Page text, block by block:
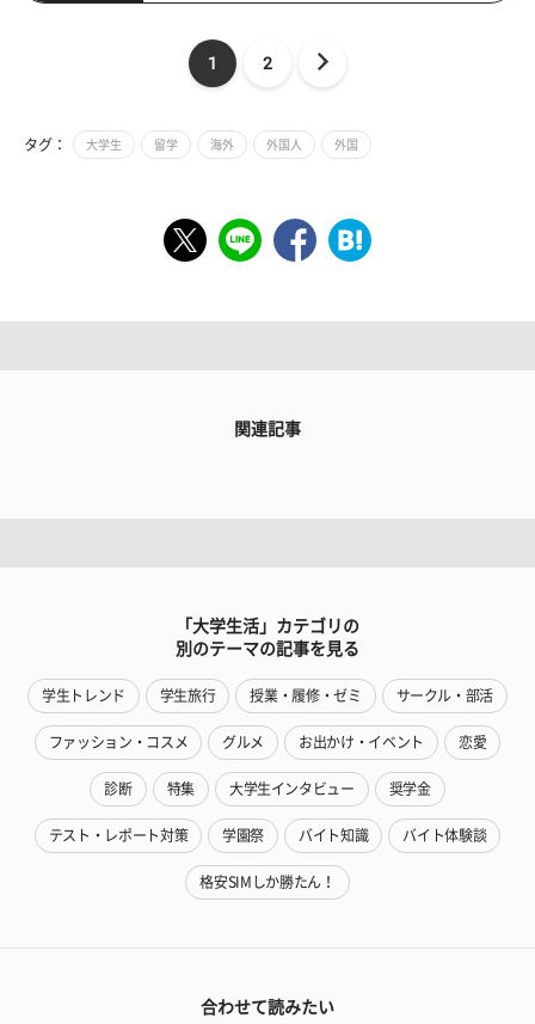
1 2
タグ： 大学生 留学 海外 外国人 外国
関連記事
「大学生活」カテゴリの
別のテーマの記事を見る
学生トレンド 学生旅行 授業・履修・ゼミ サークル・部活
ファッション・コスメ グルメ お出かけ・イベント 恋愛
診断 特集 大学生インタビュー 奨学金
テスト・レポート対策 学園祭 バイト知識 バイト体験談
格安SIMしか勝たん！
合わせて読みたい